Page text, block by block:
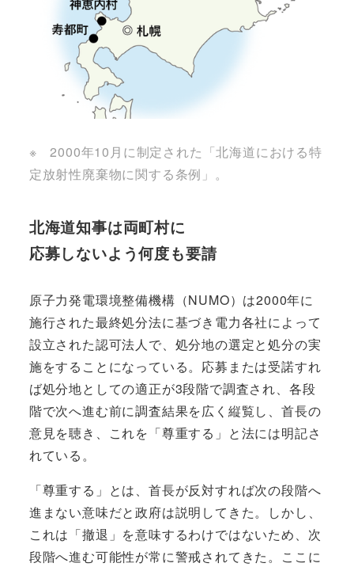
※ 2000年10月に制定された「北海道における特
定放射性廃棄物に関する条例」。
北海道知事は両町村に
応募しないよう何度も要請
原子力発電環境整備機構（NUMO）は2000年に
施行された最終処分法に基づき電力各社によって
設立された認可法人で、処分地の選定と処分の実
施をすることになっている。応募または受諾すれ
ば処分地としての適正が3段階で調査され、各段
階で次へ進む前に調査結果を広く縦覧し、首長の
意見を聴き、これを「尊重する」と法には明記さ
れている。
「尊重する」とは、首長が反対すれば次の段階へ
進まない意味だと政府は説明してきた。しかし、
これは「撤退」を意味するわけではないため、次
段階へ進む可能性が常に警戒されてきた。ここに